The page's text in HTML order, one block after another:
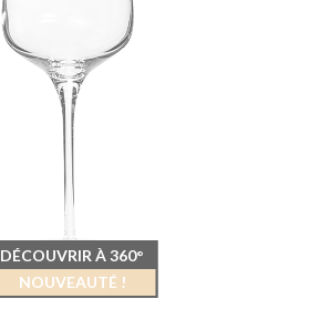
DÉCOUVRIR À 360°
NOUVEAUTÉ !